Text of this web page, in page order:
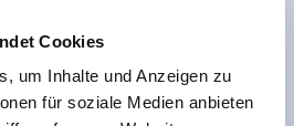
Cookies
um Inhalte und Anzeigen zu
für soziale Medien anbieten